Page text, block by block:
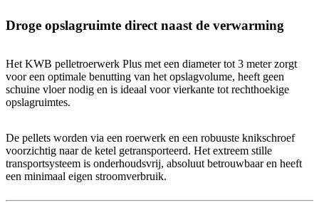
Droge opslagruimte direct naast de verwarming
Het KWB pelletroerwerk Plus met een diameter tot 3 meter zorgt
voor een optimale benutting van het opslagvolume, heeft geen
schuine vloer nodig en is ideaal voor vierkante tot rechthoekige
opslagruimtes.
De pellets worden via een roerwerk en een robuuste knikschroef
voorzichtig naar de ketel getransporteerd. Het extreem stille
transportsysteem is onderhoudsvrij, absoluut betrouwbaar en heeft
een minimaal eigen stroomverbruik.